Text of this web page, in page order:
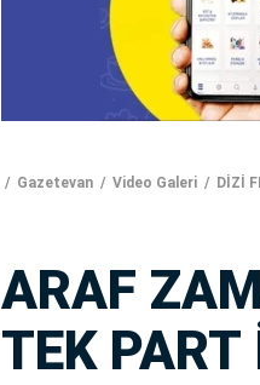
Gazetevan Video Galeri DİZİ
ARAF
TEK